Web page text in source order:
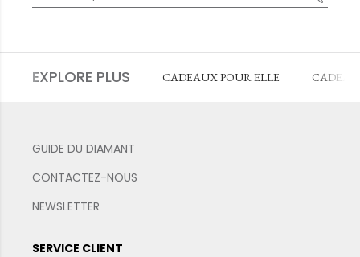
EXPLORE PLUS CADEAUX POUR ELLE
GUIDE DU DIAMANT
CONTACTEZ-NOUS
NEWSLETTER
SERVICE CLIENT